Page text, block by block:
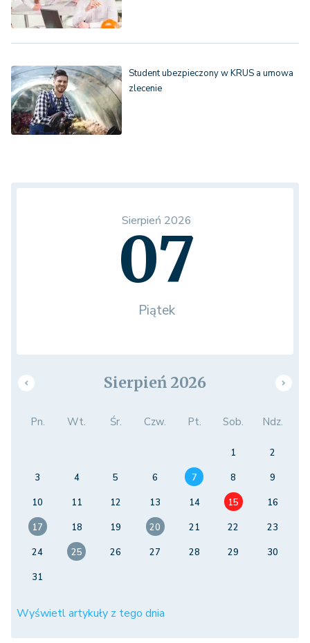
Student ubezpieczony w KRUS a umowa
zlecenie
Sierpień 2026
07
Piątek
Sierpień 2026
Pn. Wt. Śr. Czw. Pt. Sob. Ndz.
1
2
3
4 5 6 7 8
9
10
11 12 13 14 15
16
17
18 19 20 21 22
23
24
25 26 27 28 29
30
31
Wyświetl artykuły z tego dnia